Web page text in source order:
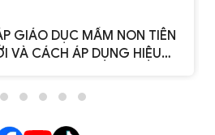
GIÁO DỤC MẦM NON TIÊN
VÀ CÁCH ÁP DỤNG HIỆU